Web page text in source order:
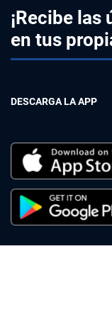
¡Recibe
en tus
DESCARGA LA APP